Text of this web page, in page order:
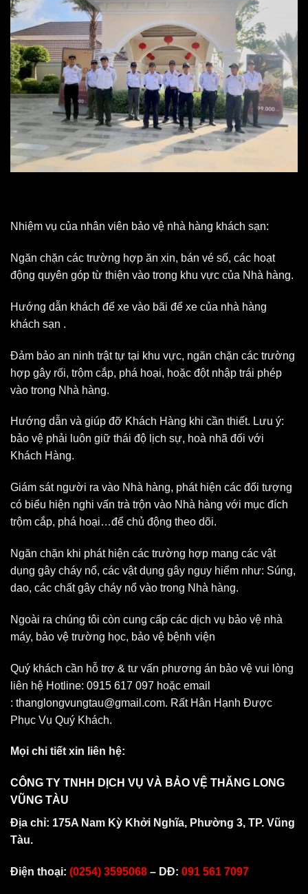
Nhiệm vụ của nhân viên bảo vệ nhà hàng khách sạn:
Ngăn chặn các trường hợp ăn xin, bán vé số, các hoạt
động quyên góp từ thiện vào trong khu vực của Nhà hàng.
Hướng dẫn khách để xe vào bãi để xe của nhà hàng
khách sạn .
Đảm bảo an ninh trật tự tại khu vực, ngăn chặn các trường
hợp gây rối, trộm cắp, phá hoại, hoặc đột nhập trái phép
vào trong Nhà hàng.
Hướng dẫn và giúp đỡ Khách Hàng khi cần thiết. Lưu ý:
bảo vệ phải luôn giữ thái độ lịch sự, hoà nhã đối với
Khách Hàng.
Giám sát người ra vào Nhà hàng, phát hiện các đối tượng
có biểu hiện nghi vấn trà trộn vào Nhà hàng với mục đích
trộm cắp, phá hoại…để chủ động theo dõi.
Ngăn chặn khi phát hiện các trường hợp mang các vật
dụng gây cháy nổ, các vật dụng gây nguy hiểm như: Súng,
dao, các chất gây cháy nổ vào trong Nhà hàng.
Ngoài ra chúng tôi còn cung cấp các dịch vụ bảo vệ nhà
máy, bảo vệ trường học, bảo vệ bệnh viện
Quý khách cần hỗ trợ & tư vấn phương án bảo vệ vui lòng
liên hệ Hotline: 0915 617 097 hoặc email
: thanglongvungtau@gmail.com. Rất Hân Hạnh Được
Phục Vụ Quý Khách.
Mọi chi tiết xin liên hệ:
CÔNG TY TNHH DỊCH VỤ VÀ BẢO VỆ THĂNG LONG
VŨNG TÀU
Địa chỉ: 175A Nam Kỳ Khởi Nghĩa, Phường 3, TP. Vũng
Tàu.
Điện thoại: (0254) 3595068 – DĐ: 091 561 7097